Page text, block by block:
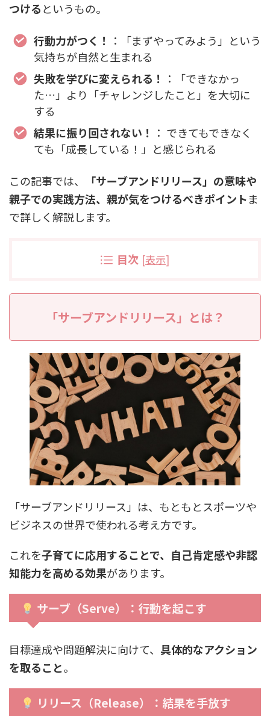
つけるというもの。
行動力がつく！
：「まずやってみよう」という
気持ちが自然と生まれる
失敗を学びに変えられる！
：「できなかっ
た…」より「チャレンジしたこと」を大切に
する
結果に振り回されない！
： できてもできなく
ても「成長している！」と感じられる
この記事では、
「サーブアンドリリース」の意味や
親子での実践方法、親が気をつけるべきポイントま
で詳しく解説します。
目次 [表示]
「サーブアンドリリース」とは？
「サーブアンドリリース」は、もともとスポーツや
ビジネスの世界で使われる考え方です。
これを子育てに応用することで、自己肯定感や非認
知能力を高める効果があります。
サーブ（Serve）：行動を起こす
目標達成や問題解決に向けて、 具体的なアクション
を取ること。
リリース（Release）：結果を手放す